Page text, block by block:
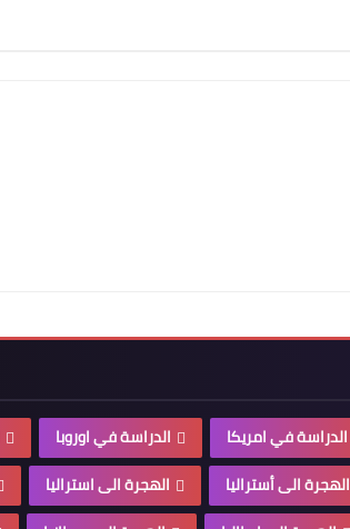
الدراسة في امريكا الدراسة في اوروبا
الهجرة الى أستراليا الهجرة الى استراليا